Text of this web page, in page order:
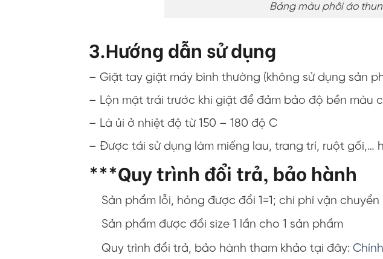
Bảng màu phôi áo thun
3.Hướng dẫn sử dụng
– Giặt tay giặt máy bình thường (không sử dụng sản
– Lộn mặt trái trước khi giặt để đảm bảo độ bền màu
– Là ủi ở nhiệt độ từ 150 – 180 độ C
– Được tái sử dụng làm miếng lau, trang trí, ruột gối,…
***Quy trình đổi trả, bảo hành
Sản phẩm lỗi, hỏng được đổi 1=1; chi phí vận
Sản phẩm được đổi size 1 lần cho 1 sản phẩm
Quy trình đổi trả, bảo hành tham khảo tại đây: